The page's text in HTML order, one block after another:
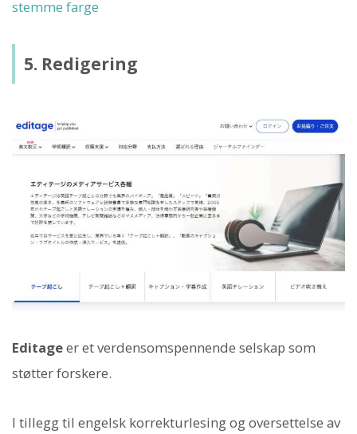
stemme farge
5. Redigering
Editageer et verdensomspennende selskap som
støtter forskere.
I tillegg til engelsk korrekturlesing og oversettelse av